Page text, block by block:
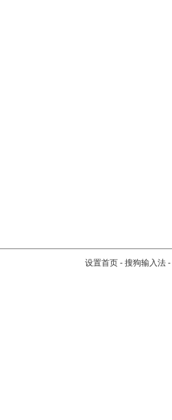
设置首页 - 搜狗输入法 -